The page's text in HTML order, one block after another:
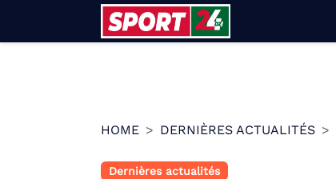
HOME DERNIÈRES ACTUALITÉS
Dernières actualités